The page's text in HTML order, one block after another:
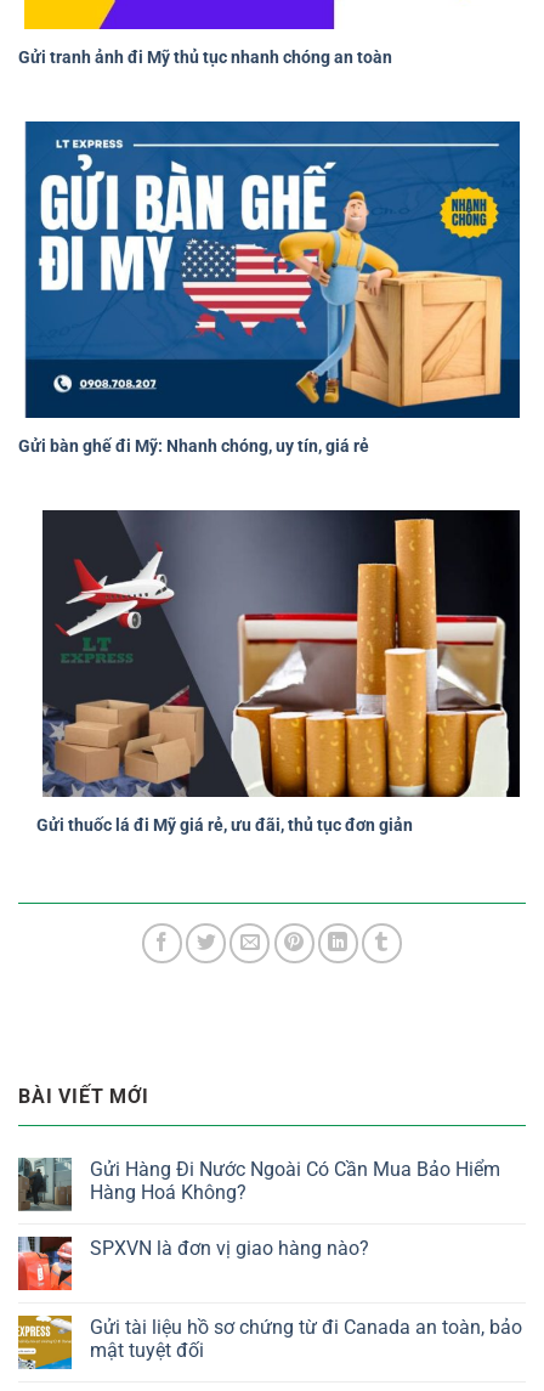
Gửi tranh ảnh đi Mỹ thủ tục nhanh chóng an toàn
Gửi bàn ghế đi Mỹ: Nhanh chóng, uy tín, giá rẻ
Gửi thuốc lá đi Mỹ giá rẻ, ưu đãi, thủ tục đơn giản
BÀI VIẾT MỚI
Gửi Hàng Đi Nước Ngoài Có Cần Mua Bảo Hiểm
Hàng Hoá Không?
SPXVN là đơn vị giao hàng nào?
Gửi tài liệu hồ sơ chứng từ đi Canada an toàn, bảo
mật tuyệt đối